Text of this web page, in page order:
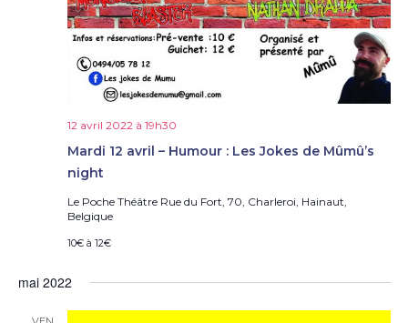
Mardi 12 avril – Humour : Les Jokes de Mûmû’s
night
12 avril 2022 à 19h30
Le Poche Théâtre Rue du Fort, 70, Charleroi, Hainaut,
Belgique
10€ à 12€
mai 2022